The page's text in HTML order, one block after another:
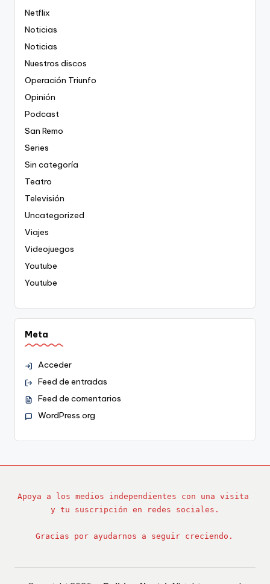
Netflix
Noticias
Noticias
Nuestros discos
Operación Triunfo
Opinión
Podcast
San Remo
Series
Sin categoría
Teatro
Televisión
Uncategorized
Viajes
Videojuegos
Youtube
Youtube
Meta
Acceder
Feed de entradas
Feed de comentarios
WordPress.org
Apoya a los medios independientes con una visita
y tu suscripción en redes sociales.
Gracias por ayudarnos a seguir creciendo.